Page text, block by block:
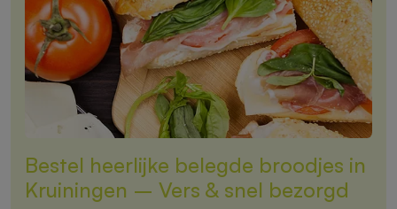
Bestel heerlijke belegde broodjes in
Kruiningen – Vers & snel bezorgd